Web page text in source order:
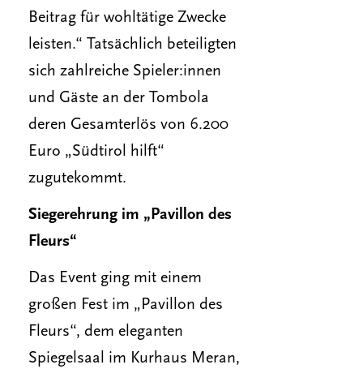
Beitrag für wohltätige Zwecke
leisten.“ Tatsächlich beteiligten
sich zahlreiche Spieler:innen
und Gäste an der Tombola
deren Gesamterlös von 6.200
Euro „Südtirol hilft“
zugutekommt.
Siegerehrung im „Pavillon des
Fleurs“
Das Event ging mit einem
großen Fest im „Pavillon des
Fleurs“, dem eleganten
Spiegelsaal im Kurhaus Meran,